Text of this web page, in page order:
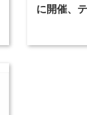
に開催、